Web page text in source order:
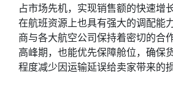
占市场先机，实现销售额的快速增
在航班资源上也具有强大的调配能
商与各大航空公司保持着密切的合
高峰期，也能优先保障舱位，确保
程度减少因运输延误给卖家带来的损